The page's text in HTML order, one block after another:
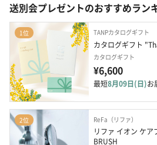
送別会プレゼントのおすすめラン
1位 TANPカタログギフト
カタログギフト
カタログギフト
¥6,600
最短8月09日(日)お
2位 ReFa（リファ）
リファ イオン ケア
BRUSH